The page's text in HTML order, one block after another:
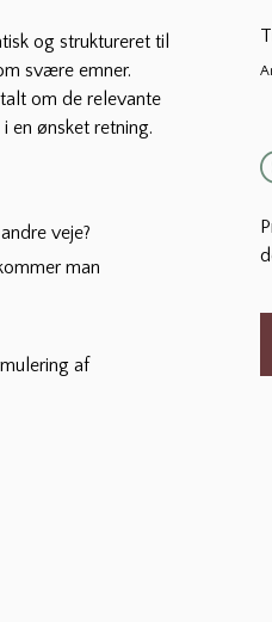
og struktureret til
svære emner.
om de relevante
en ønsket retning.
veje?
man
af